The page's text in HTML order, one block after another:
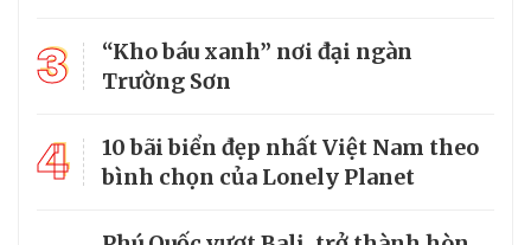
3
“Kho báu xanh” nơi đại ngàn
Trường Sơn
4
10 bãi biển đẹp nhất Việt Nam theo
bình chọn của Lonely Planet